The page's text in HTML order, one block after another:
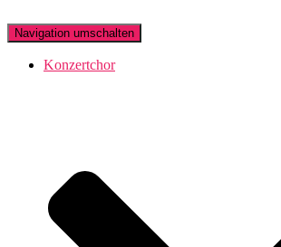
Navigation umschalten
Konzertchor